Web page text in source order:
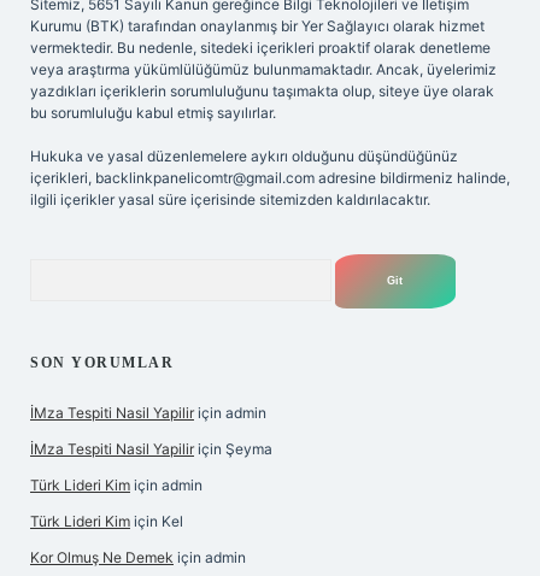
Sitemiz, 5651 Sayılı Kanun gereğince Bilgi Teknolojileri ve İletişim
Kurumu (BTK) tarafından onaylanmış bir Yer Sağlayıcı olarak hizmet
vermektedir. Bu nedenle, sitedeki içerikleri proaktif olarak denetleme
veya araştırma yükümlülüğümüz bulunmamaktadır. Ancak, üyelerimiz
yazdıkları içeriklerin sorumluluğunu taşımakta olup, siteye üye olarak
bu sorumluluğu kabul etmiş sayılırlar.
Hukuka ve yasal düzenlemelere aykırı olduğunu düşündüğünüz
içerikleri, backlinkpanelicomtr@gmail.com adresine bildirmeniz halinde,
ilgili içerikler yasal süre içerisinde sitemizden kaldırılacaktır.
SON YORUMLAR
İMza Tespiti Nasil Yapilir için admin
İMza Tespiti Nasil Yapilir için Şeyma
Türk Lideri Kim için admin
Türk Lideri Kim için Kel
Kor Olmuş Ne Demek için admin